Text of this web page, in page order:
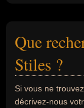
Que
Stiles ?
Si vous ne
décrivez-nous